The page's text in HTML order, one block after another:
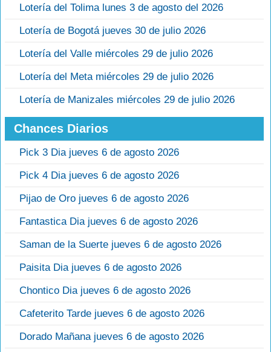
Lotería del Tolima lunes 3 de agosto del 2026
Lotería de Bogotá jueves 30 de julio 2026
Lotería del Valle miércoles 29 de julio 2026
Lotería del Meta miércoles 29 de julio 2026
Lotería de Manizales miércoles 29 de julio 2026
Chances Diarios
Pick 3 Dia jueves 6 de agosto 2026
Pick 4 Dia jueves 6 de agosto 2026
Pijao de Oro jueves 6 de agosto 2026
Fantastica Dia jueves 6 de agosto 2026
Saman de la Suerte jueves 6 de agosto 2026
Paisita Dia jueves 6 de agosto 2026
Chontico Dia jueves 6 de agosto 2026
Cafeterito Tarde jueves 6 de agosto 2026
Dorado Mañana jueves 6 de agosto 2026